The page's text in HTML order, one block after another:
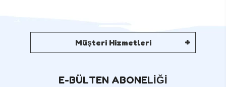
Müşteri Hizmetleri
E-BÜLTEN ABONELİĞİ